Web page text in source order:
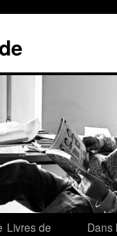
Livres de
Dans